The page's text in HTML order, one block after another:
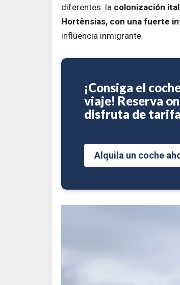
diferentes: la colonización
Hortênsias, con una fuerte
influencia inmigrante.
¡Consiga el
viaje! Reserva
disfruta de
Alquila un coche